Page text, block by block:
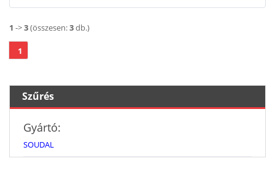
1 ->3(összesen:3db.)
1
Szűrés
Gyártó:
SOUDAL